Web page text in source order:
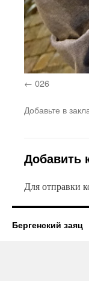
026
Добавьте в
Добавить
Для отправки
Бергенский заяц